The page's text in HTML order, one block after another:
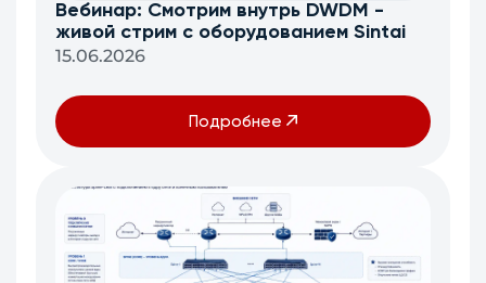
Вебинар: Смотрим внутрь DWDM -
живой стрим с оборудованием Sintai
15.06.2026
Подробнее